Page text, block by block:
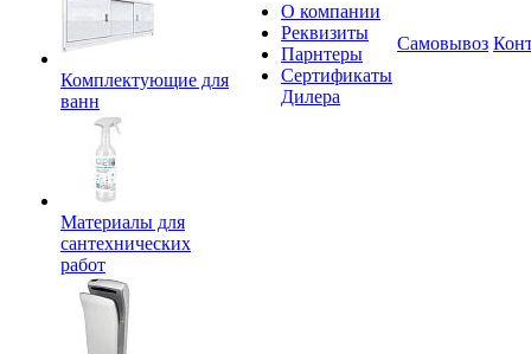
Комплектующие для
ванн
Материалы для
сантехнических
работ
О компании
Реквизиты
Парнтеры
Сертификаты
Дилера
Самовывоз